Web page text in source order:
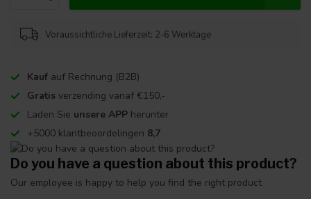
Voraussichtliche Lieferzeit: 2-6 Werktage
Kauf auf Rechnung (B2B)
Gratis verzending vanaf €150,-
Laden Sie unsere APP herunter
+5000 klantbeoordelingen 8,7
Do you have a question about this product?
Our employee is happy to help you find the right product